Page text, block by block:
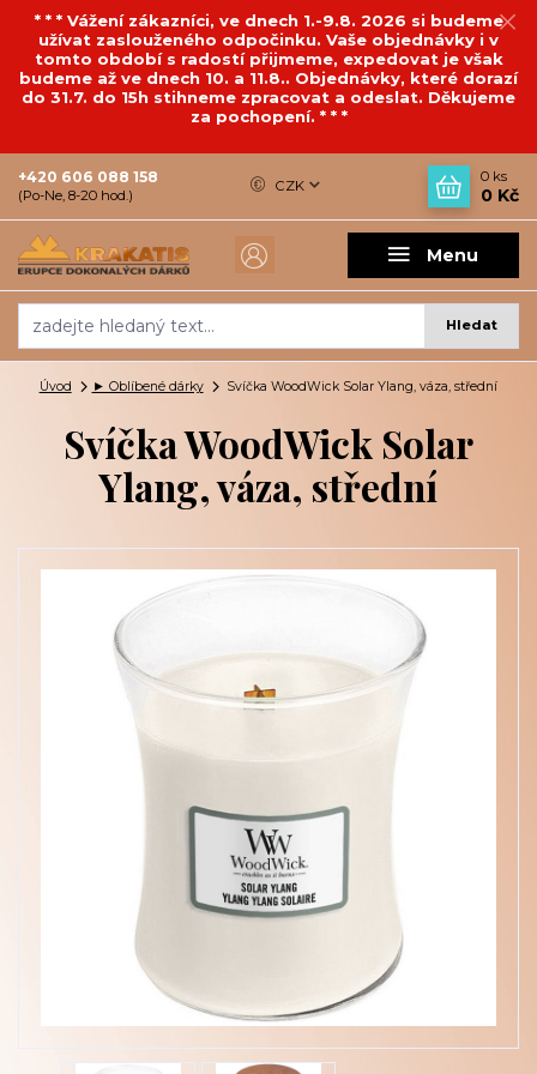
* * * Vážení zákazníci, ve dnech 1.-9.8. 2026 si budeme
užívat zaslouženého odpočinku. Vaše objednávky i v
tomto období s radostí přijmeme, expedovat je však
budeme až ve dnech 10. a 11.8.. Objednávky, které dorazí
do 31.7. do 15h stihneme zpracovat a odeslat. Děkujeme
za pochopení. * * *
Menu
CZK
Hledat
+420 606 088 158
(Po-Ne, 8-20 hod.)
0 ks
0 Kč
Úvod ► Oblíbené dárky Svíčka WoodWick Solar Ylang, váza, střední
Svíčka WoodWick Solar
Ylang, váza, střední